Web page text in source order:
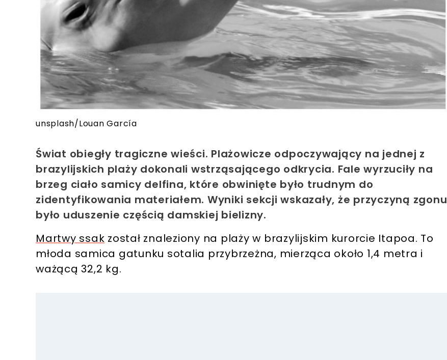
unsplash/Louan García
Świat obiegły tragiczne wieści. Plażowicze odpoczywający na jednej z
brazylijskich plaży dokonali wstrząsającego odkrycia. Fale wyrzuciły na
brzeg ciało samicy delfina, które obwinięte było trudnym do
zidentyfikowania materiałem. Wyniki sekcji wskazały, że przyczyną zgonu
było uduszenie częścią damskiej bielizny.
Martwy ssak został znaleziony na plaży w brazylijskim kurorcie Itapoa. To
młoda samica gatunku sotalia przybrzeżna, mierząca około 1,4 metra i
ważącą 32,2 kg.